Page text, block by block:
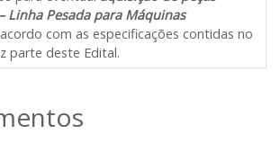
Linha Pesada para Máquinas
com as especificações contidas no
parte deste Edital.